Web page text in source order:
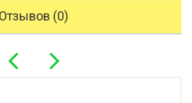
Отзывов (0)